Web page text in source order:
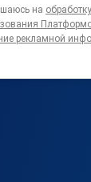
на
рекламной